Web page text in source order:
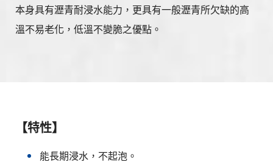
本身具有瀝青耐浸水能力，更具有一般瀝青所欠缺的高
溫不易老化，低溫不變脆之優點。
【特性】
能長期浸水，不起泡。